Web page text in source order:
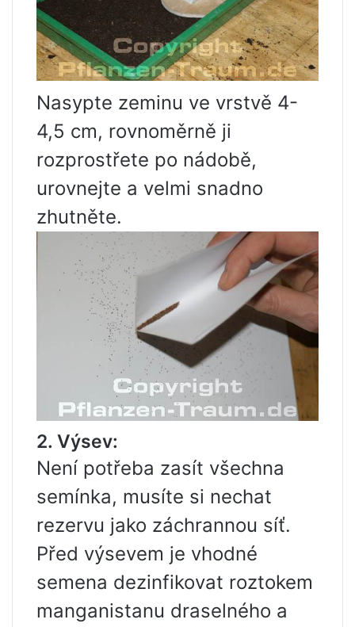
Nasypte zeminu ve vrstvě 4-
4,5 cm, rovnoměrně ji
rozprostřete po nádobě,
urovnejte a velmi snadno
zhutněte.
2. Výsev:
Není potřeba zasít všechna
semínka, musíte si nechat
rezervu jako záchrannou síť.
Před výsevem je vhodné
semena dezinfikovat roztokem
manganistanu draselného a